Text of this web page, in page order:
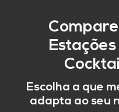
Estações
Escolha a que
adapta ao seu